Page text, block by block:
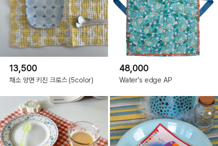
13,500
채소 양면 키친 크로스 (5color)
48,000
Water's edge AP